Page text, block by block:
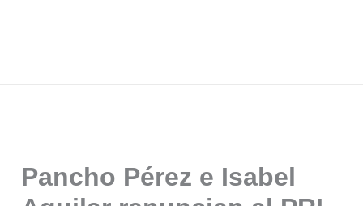
Pancho Pérez e Isabel